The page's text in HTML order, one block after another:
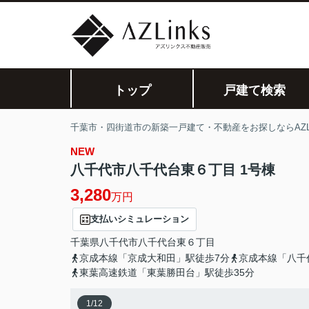
トップ 戸建て検索
千葉市・四街道市の新築一戸建て・不動産をお探しなら
NEW
八千代市八千代台東６丁目 1号棟
3,280万円
支払いシミュレーション
千葉県八千代市八千代台東 ６丁目
京成本線「京成大和田」駅徒歩7分
京成本線「八
東葉高速鉄道「東葉勝田台」駅徒歩35分
1/12